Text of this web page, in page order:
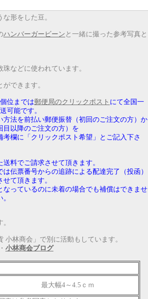
形をした豆。
ハンバーガービーン と一緒に撮った参考写真と
などに使われています。
できます。
位までは郵便局のクリックポスト にて全国一
可能です。
方法を前払い郵便振替（初回のご注文の方）か
目以降のご注文の方）を
考欄に「クリックポスト希望」とご記入下さ
料でご請求させて頂きます。
伝票番号からの追跡による配達完了（投函）
て頂きます。
なっているのに未着の場合でも補償はできませ
小林商会」で別に活動もしています。
・ 小林商会ブログ
最大幅4～4.5ｃｍ